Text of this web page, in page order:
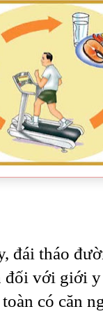
đái tháo
đối với giới
có căn